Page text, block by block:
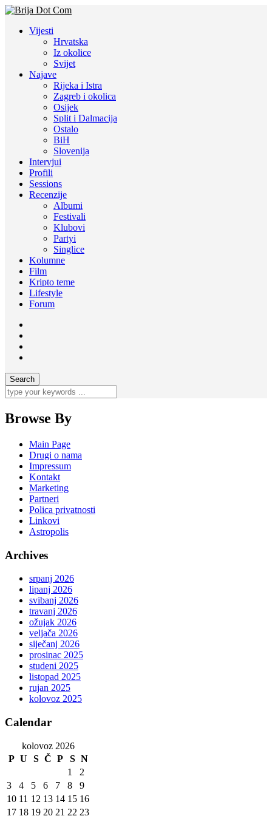
Vijesti
Hrvatska
Iz okolice
Svijet
Najave
Rijeka i Istra
Zagreb i okolica
Osijek
Split i Dalmacija
Ostalo
BiH
Slovenija
Intervjui
Profili
Sessions
Recenzije
Albumi
Festivali
Klubovi
Partyi
Singlice
Kolumne
Film
Kripto teme
Lifestyle
Forum
Browse By
Main Page
Drugi o nama
Impressum
Kontakt
Marketing
Partneri
Polica privatnosti
Linkovi
Astropolis
Archives
srpanj 2026
lipanj 2026
svibanj 2026
travanj 2026
ožujak 2026
veljača 2026
siječanj 2026
prosinac 2025
studeni 2025
listopad 2025
rujan 2025
kolovoz 2025
Calendar
kolovoz 2026
P U S Č P S N
1
2
3
4 5 6 7 8
9
10 11 12 13 14 15 16
17 18 19 20 21 22 23